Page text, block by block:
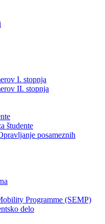
I. stopnja
II. stopnja
študente
posameznih
Programme (SEMP)
delo